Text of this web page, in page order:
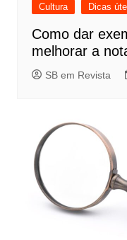
Cultura Dicas
Como dar
melhorar a
SB em Revista